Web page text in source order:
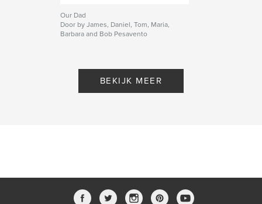
Our Dad
Door by James, Daniel, Tom, Maria,
Barbara and Bob Pesavento
BEKIJK MEER